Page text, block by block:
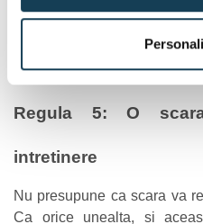
Regula 5: O
intretinere
Nu presupune ca scara va
Ca orice unealta, si